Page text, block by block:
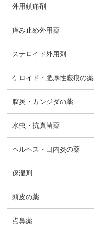
外用鎮痛剤
痒み止め外用薬
ステロイド外用剤
ケロイド・肥厚性瘢痕の薬
膣炎・カンジダの薬
水虫・抗真菌薬
ヘルペス・口内炎の薬
保湿剤
頭皮の薬
点鼻薬